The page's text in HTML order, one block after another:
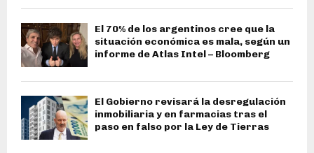
El 70% de los argentinos cree que la
situación económica es mala, según un
informe de Atlas Intel – Bloomberg
El Gobierno revisará la desregulación
inmobiliaria y en farmacias tras el
paso en falso por la Ley de Tierras